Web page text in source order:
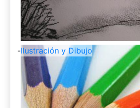
-Ilustración y Dibujo